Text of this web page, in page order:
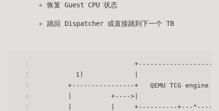
恢复 Guest CPU 状态
跳回 Dispatcher 或直接跳到下一个 TB
1
2
3
4
5
1)
+----------------+   QEMU
|          +---->|
|          |